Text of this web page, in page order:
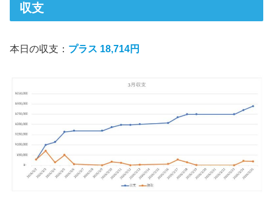
収支
本日の収支： プラス 18,714円